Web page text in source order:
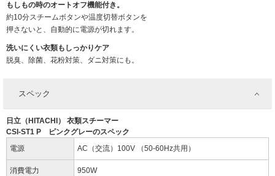
もしもの時のオートオフ機能付き。
約10分スチームボタンや温度切替ボタンを
押さないと、自動的に電源が切れます。
洗いにくい衣類もしっかりケア
脱臭、除菌、花粉対策、ダニ対策にも。
スペック
日立（HITACHI） 衣類スチーマー
CSI-ST1 P ピンクグレーのスペック
電源
AC（交流）100V （50-60Hz共用）
消費電力 950W